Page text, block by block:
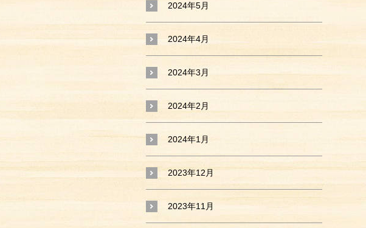
2024年5月
2024年4月
2024年3月
2024年2月
2024年1月
2023年12月
2023年11月